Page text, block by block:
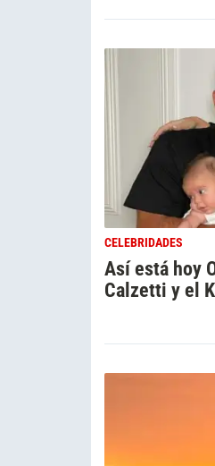
CELEBRIDADES
Así está hoy
Calzetti y el